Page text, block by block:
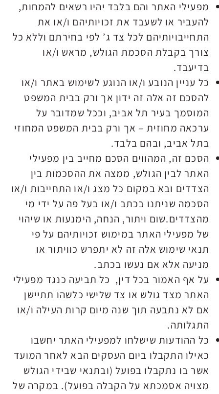
מפעילי האתר והם בלבד יהיו רשאים להמחות,
להעביר או לשעבד את זכויותיהם ו/או את
התחייבויותיהם לכל צד ג’ לפי בחירתם וללא כל
צורך בקבלת הסכמת הגולש, מראש ו/או
בדיעבד.
כל עניין הנובע ו/או הנוגע לשימוש באתר ו/או
להסכם זה אלה זה ידון אך ורק בבית המשפט
המוסמך בעיר תל אביב, וככל שמדובר על
ערכאה מחוזית – אך ורק בבית המשפט המחוזי
בתל אביב, ובהם בלבד.
הסכם זה, המהווים הסכם מחייב בין מפעילי
האתר לבין הגולש, ממצה את ההסכמות בין
הצדדים ובא במקום כל מצג ו/או התחייבות ו/או
הסכמה שניתנו בכתב ו/או בעל פה על ידי מי
מהצדדים.שום ויתור, הנחה, הימנעות או שיהוי
של מפעילי האתר במימוש זכויותיהם על פי
תנאי שימוש אלה זה לא יתפרש כוויתור או
מניעה אלא אם נעשו בכתב.
על אף האמור בכל דין, כל תביעה כנגד מפעילי
האתר מצד גולש או צד שלישי כלשהו תתיישן
אם לא נתבעה תוך שנה מיום קרות העילה ו/או
התגלותה.
כל ההודעות שישלחו למפעילי האתר יחשבו
כאילו התקבלו ביום העסקים הבא לאחר המועד
אשר בו נתקבלו בפועל (ובתנאי שבידי הגולש
מצויה אסמכתא על הקבלה בפועל). במקרה של